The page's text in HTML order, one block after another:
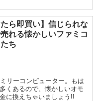
たら即買い】信じられな
れる懐かしいファミコ
ち
リーコンピューター。もは
くあるので、懐かしいオモ
に換えちゃいましょう!!